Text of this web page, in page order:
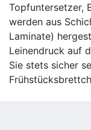
Topfuntersetzer,
werden aus
Laminate)
Leinendruck auf
Sie stets sicher